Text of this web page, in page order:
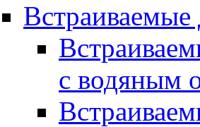
Встраиваемые
с водяным